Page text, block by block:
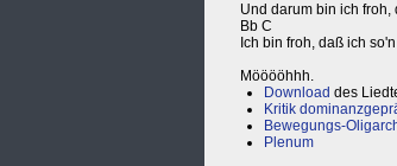
Und darum bin ich froh,
Bb C
Ich bin froh, daß ich
Mööööhhh.
Download des
Kritik
Bewegungs-
Plenum